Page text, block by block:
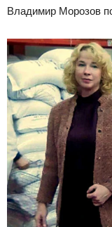
Владимир Морозов